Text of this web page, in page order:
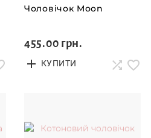
Чоловічок Moon
455.00 грн.
КУПИТИ